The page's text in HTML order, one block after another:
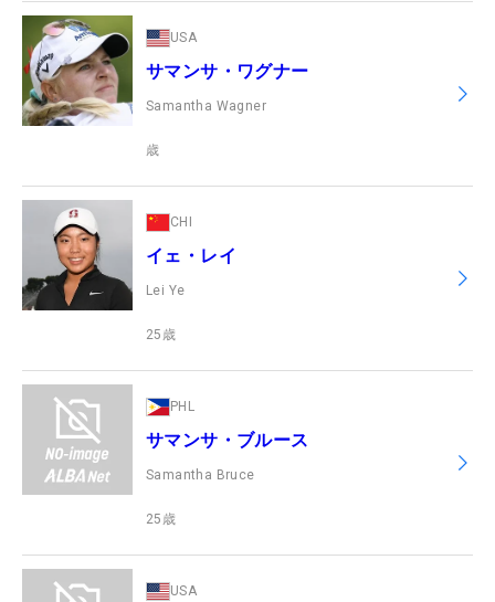
USA
サマンサ・ワグナー
Samantha Wagner
歳
CHI
イェ・レイ
Lei Ye
25 歳
PHL
サマンサ・ブルース
Samantha Bruce
25 歳
USA